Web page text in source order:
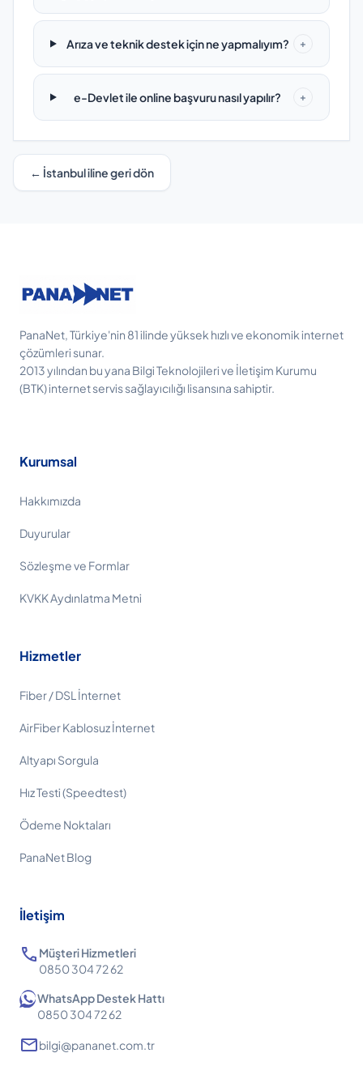
Arıza ve teknik destek için ne yapmalıyım? +
e-Devlet ile online başvuru nasıl yapılır? +
← İstanbul iline geri dön
PanaNet, Türkiye'nin 81 ilinde yüksek hızlı ve ekonomik internet
çözümleri sunar.
2013 yılından bu yana Bilgi Teknolojileri ve İletişim Kurumu
(BTK) internet servis sağlayıcılığı lisansına sahiptir.
Kurumsal
Hakkımızda
Duyurular
Sözleşme ve Formlar
KVKK Aydınlatma Metni
Hizmetler
Fiber / DSL İnternet
AirFiber Kablosuz İnternet
Altyapı Sorgula
Hız Testi (Speedtest)
Ödeme Noktaları
PanaNet Blog
İletişim
call Müşteri Hizmetleri
0850 304 72 62
WhatsApp Destek Hattı
0850 304 72 62
mailbilgi@pananet.com.tr